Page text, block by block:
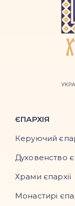
ЄПАРХІЯ
Керуючий
Духовенство
Храми єпархії
Монастирі